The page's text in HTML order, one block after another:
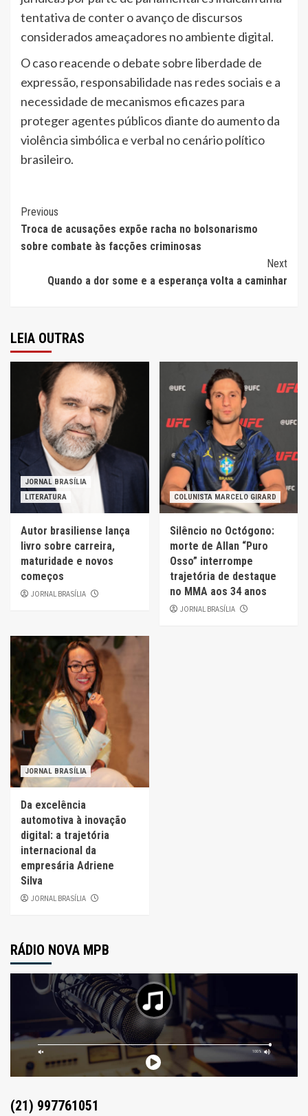
tentativa de conter o avanço de discursos
considerados ameaçadores no ambiente digital.
O caso reacende o debate sobre liberdade de
expressão, responsabilidade nas redes sociais e a
necessidade de mecanismos eficazes para
proteger agentes públicos diante do aumento da
violência simbólica e verbal no cenário político
brasileiro.
Continue
Reading
Previous
Troca de acusações expõe racha no bolsonarismo
sobre combate às facções criminosas
Next
Quando a dor some e a esperança volta a caminhar
LEIA OUTRAS
JORNAL BRASÍLIA
LITERATURA
Autor brasiliense lança
livro sobre carreira,
maturidade e novos
começos
JORNAL BRASÍLIA
COLUNISTA MARCELO GIRARD
Silêncio no Octógono:
morte de Allan “Puro
Osso” interrompe
trajetória de destaque
no MMA aos 34 anos
JORNAL BRASÍLIA
JORNAL BRASÍLIA
Da excelência
automotiva à inovação
digital: a trajetória
internacional da
empresária Adriene
Silva
JORNAL BRASÍLIA
RÁDIO NOVA MPB
(21) 997761051